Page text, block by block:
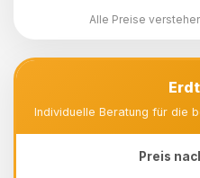
Alle Preise
Individuelle Beratung für die
Preis